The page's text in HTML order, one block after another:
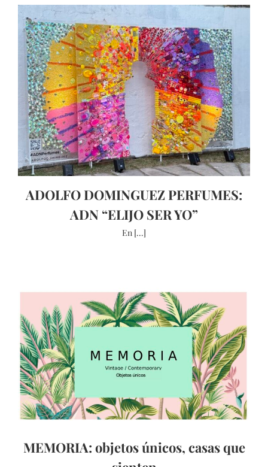
ADOLFO DOMINGUEZ PERFUMES:
ADN “ELIJO SER YO”
En [...]
MEMORIA: objetos únicos, casas que